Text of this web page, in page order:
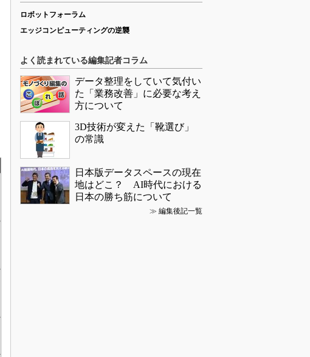
ロボットフォーラム
エッジコンピューティングの逆襲
よく読まれている編集記者コラム
データ整理をしていて気付い
た「業務改善」に必要な考え
方について
3D技術が変えた「靴選び」
の常識
日本版データスペースの現在
地はどこ？ AI時代における
日本の勝ち筋について
≫ 編集後記一覧